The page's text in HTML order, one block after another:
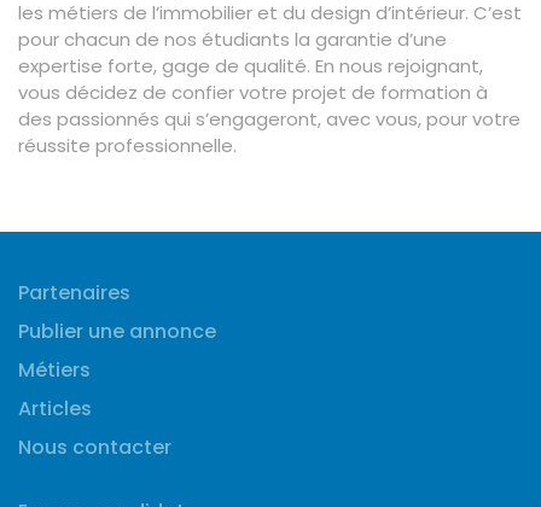
les métiers de l’immobilier et du design d’intérieur. C’est
pour chacun de nos étudiants la garantie d’une
expertise forte, gage de qualité. En nous rejoignant,
vous décidez de confier votre projet de formation à
des passionnés qui s’engageront, avec vous, pour votre
réussite professionnelle.
Partenaires
Publier une annonce
Métiers
Articles
Nous contacter